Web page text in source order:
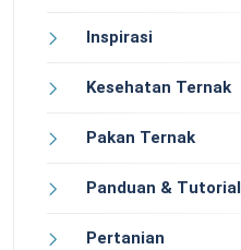
Inspirasi
Kesehatan Ternak
Pakan Ternak
Panduan & Tutorial
Pertanian